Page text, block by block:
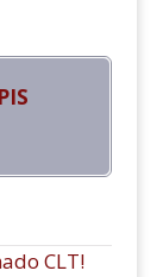
CLT!